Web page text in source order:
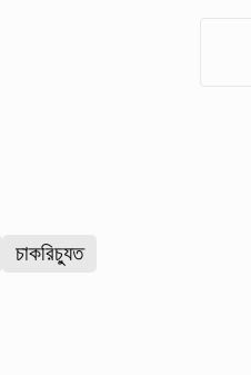
চাকরিচ্যুত